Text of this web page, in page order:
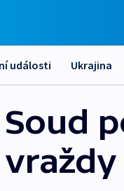
události Ukrajina
Soud
vraždy